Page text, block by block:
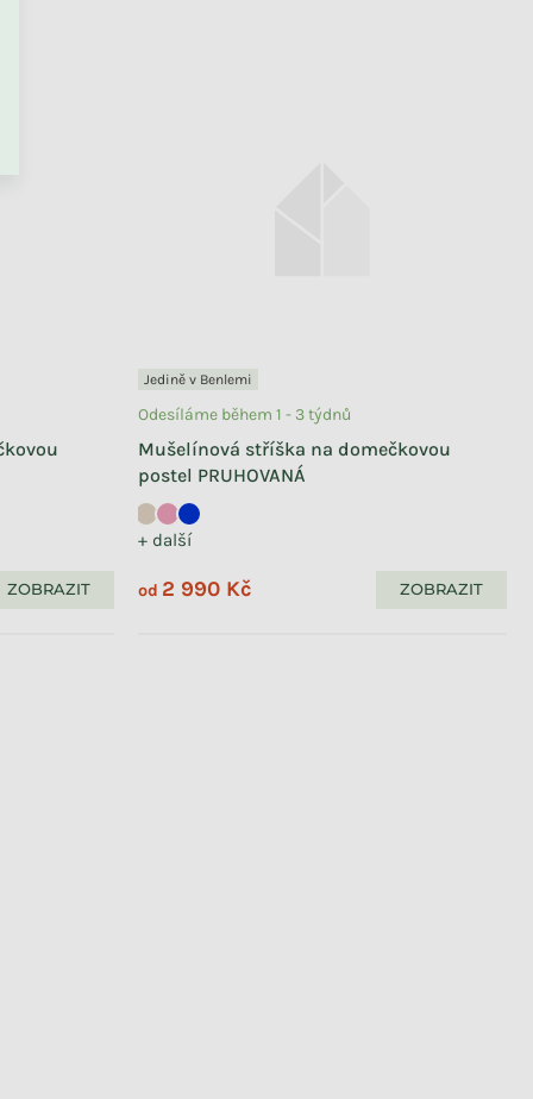
ZOBRAZIT
Jedině v Benlemi
Mušelínová stříška na domečkovou
postel PRUHOVANÁ
+ další
Odesíláme během 1 - 3 týdnů
od 2 990 Kč ZOBRAZIT